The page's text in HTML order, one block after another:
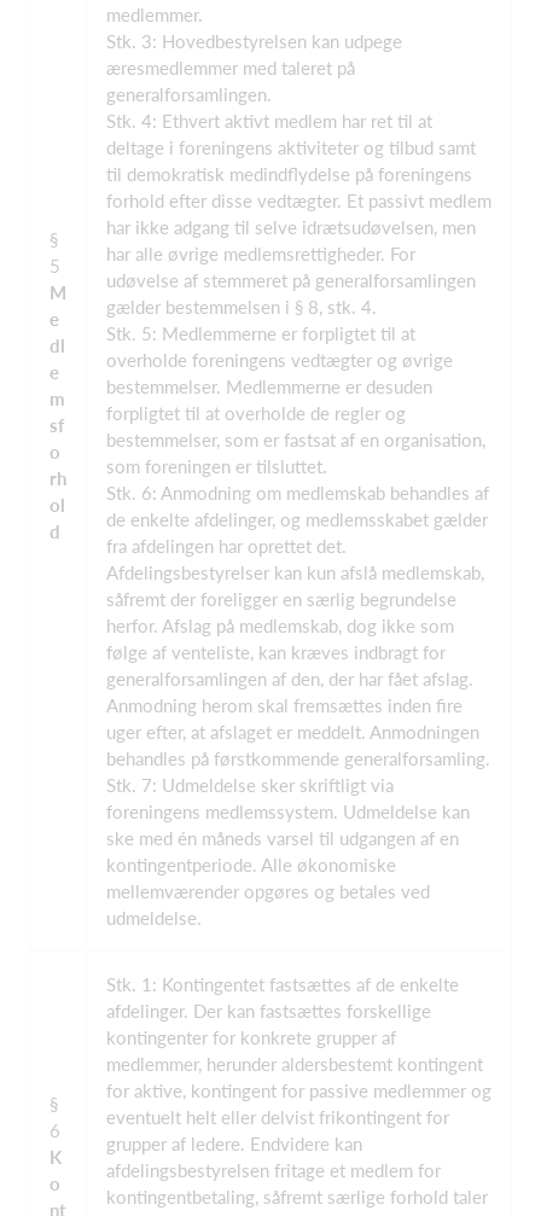
§
5
M
e
dl
e
m
sf
o
rh
ol
d
medlemmer.
Stk. 3: Hovedbestyrelsen kan udpege
æresmedlemmer med taleret på
generalforsamlingen.
Stk. 4: Ethvert aktivt medlem har ret til at
deltage i foreningens aktiviteter og tilbud samt
til demokratisk medindflydelse på foreningens
forhold efter disse vedtægter. Et passivt medlem
har ikke adgang til selve idrætsudøvelsen, men
har alle øvrige medlemsrettigheder. For
udøvelse af stemmeret på generalforsamlingen
gælder bestemmelsen i § 8, stk. 4.
Stk. 5: Medlemmerne er forpligtet til at
overholde foreningens vedtægter og øvrige
bestemmelser. Medlemmerne er desuden
forpligtet til at overholde de regler og
bestemmelser, som er fastsat af en organisation,
som foreningen er tilsluttet.
Stk. 6: Anmodning om medlemskab behandles af
de enkelte afdelinger, og medlemsskabet gælder
fra afdelingen har oprettet det.
Afdelingsbestyrelser kan kun afslå medlemskab,
såfremt der foreligger en særlig begrundelse
herfor. Afslag på medlemskab, dog ikke som
følge af venteliste, kan kræves indbragt for
generalforsamlingen af den, der har fået afslag.
Anmodning herom skal fremsættes inden fire
uger efter, at afslaget er meddelt. Anmodningen
behandles på førstkommende generalforsamling.
Stk. 7: Udmeldelse sker skriftligt via
foreningens medlemssystem. Udmeldelse kan
ske med én måneds varsel til udgangen af en
kontingentperiode. Alle økonomiske
mellemværender opgøres og betales ved
udmeldelse.
§
6
K
o
nt
Stk. 1: Kontingentet fastsættes af de enkelte
afdelinger. Der kan fastsættes forskellige
kontingenter for konkrete grupper af
medlemmer, herunder aldersbestemt kontingent
for aktive, kontingent for passive medlemmer og
eventuelt helt eller delvist frikontingent for
grupper af ledere. Endvidere kan
afdelingsbestyrelsen fritage et medlem for
kontingentbetaling, såfremt særlige forhold taler